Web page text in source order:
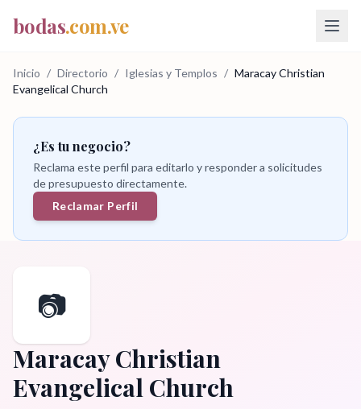
bodas.com.ve
Inicio / Directorio / Iglesias y Templos / Maracay Christian
Evangelical Church
¿Es tu negocio?
Reclama este perfil para editarlo y responder a solicitudes
de presupuesto directamente.
Reclamar Perfil
📷
Maracay Christian
Evangelical Church